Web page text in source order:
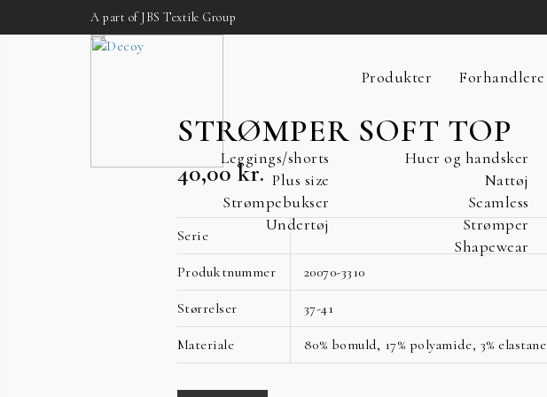
A part of JBS Textile Group
Produkter
Huer og handsker
Leggings/shorts
Nattøj
Plus size
Seamless
Strømpebukser
Strømper
Undertøj
Shapewear
Forhandlere
STRØMPER SOFT TOP
40,00kr.
Serie
Produktnummer 20070-3310
Størrelser 37-41
Materiale 80% bomuld, 17% polyamide, 3% elastane